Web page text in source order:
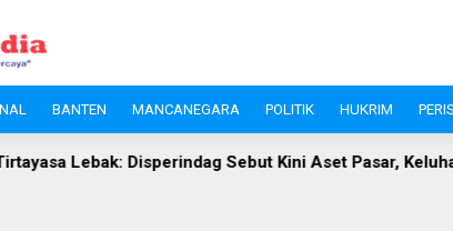
BANTEN MANCANEGARA POLITIK HUKRIM
Sebut Kini Aset Pasar, Keluhan Warga Siap Dievaluasi